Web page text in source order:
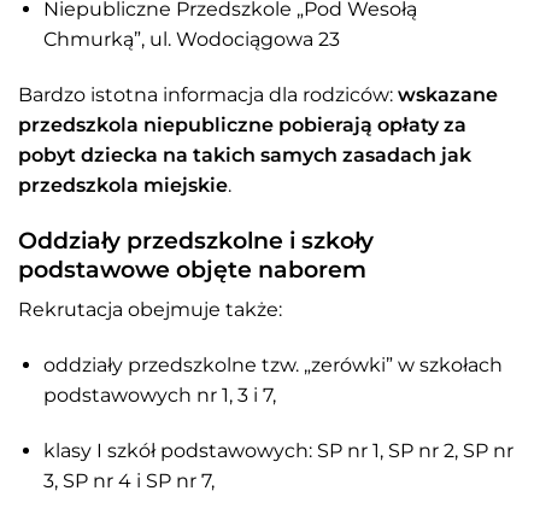
Niepubliczne Przedszkole „Pod Wesołą
Chmurką”, ul. Wodociągowa 23
Bardzo istotna informacja dla rodziców: wskazane
przedszkola niepubliczne pobierają opłaty za
pobyt dziecka na takich samych zasadach jak
przedszkola miejskie.
Oddziały przedszkolne i szkoły
podstawowe objęte naborem
Rekrutacja obejmuje także:
oddziały przedszkolne tzw. „zerówki” w szkołach
podstawowych nr 1, 3 i 7,
klasy I szkół podstawowych: SP nr 1, SP nr 2, SP nr
3, SP nr 4 i SP nr 7,